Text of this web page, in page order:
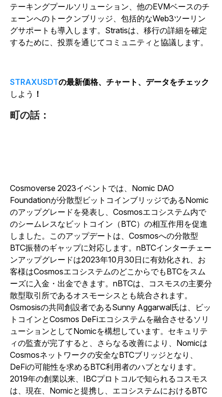
テーキングプールソリューション、他のEVMベースのチ
ェーンへのトークンブリッジ、包括的なWeb3ツーリン
グサポートも導入します。Stratisは、移行の詳細を確定
するために、投票を通じてコミュニティと協議します。
STRAXUSDTの最新価格、チャート、データをチェック
しよう ！
町の話：
Cosmoverse 2023イベントでは、Nomic DAO
Foundationが分散型ビットコインブリッジであるNomic
のアップグレードを発表し、Cosmosエコシステム内で
のシームレスなビットコイン（BTC）の相互作用を促進
しました。このアップデートは、Cosmosへの分散型
BTC振替のギャップに対応します。nBTCインターチェー
ンアップグレードは2023年10月30日に有効化され、お
客様はCosmosエコシステムのどこからでもBTCをスム
ーズに入金・出金できます。nBTCは、コスモスの主要分
散型取引所であるオスモーシスとも統合されます。
Osmosisの共同創設者であるSunny Aggarwal氏は、ビッ
トコインとCosmos DeFiエコシステムを融合させるソリ
ューションとしてNomicを構想しています。セキュリテ
ィの監査が完了すると、さらなる改善により、Nomicは
Cosmosネットワークの安全なBTCブリッジとなり、
DeFiの可能性を求めるBTC利用者のハブとなります。
2019年の創業以来、IBCプロトコルで知られるコスモス
は、現在、Nomicと提携し、エコシステムにおけるBTC